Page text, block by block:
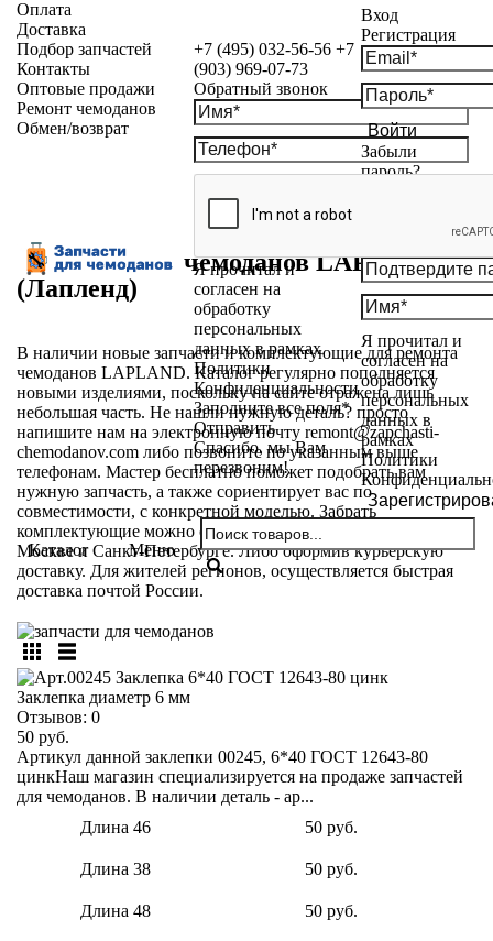
+7 (495) 032-56-56 +7
(903) 969-07-73
Обратный звонок
Я прочитал и
согласен на
обработку
персональных
данных в рамках
Политики
Конфиденциальности
Заполните все поля*
Отправить
Спасибо, мы Вам
перезвоним!
Вход
Регистрация
Войти
Забыли
пароль?
Я прочитал и
согласен на
обработку
персональных
данных в
рамках
Политики
Каталог Меню
Оплата
Доставка
Подбор запчастей
Контакты
Оптовые продажи
Ремонт чемоданов
Обмен/возврат
Запчасти для чемоданов LAPLAND
(Лапленд)
В наличии новые запчасти и комплектующие для ремонта
чемоданов LAPLAND. Каталог регулярно пополняется
новыми изделиями, поскольку на сайте отражена лишь
небольшая часть. Не нашли нужную деталь? просто
напишите нам на электронную почту remont@zapchasti-
chemodanov.com либо позвоните по указанным выше
телефонам. Мастер бесплатно поможет подобрать вам
нужную запчасть, а также сориентирует вас по
совместимости, с конкретной моделью. Забрать
комплектующие можно самовывозом из мастерских в
Москве и Санкт-Петербурге. Либо оформив курьерскую
доставку. Для жителей регионов, осуществляется быстрая
доставка почтой России.
Заклепка диаметр 6 мм
Отзывов: 0
50 руб.
Артикул данной заклепки 00245, 6*40 ГОСТ 12643-80
цинкНаш магазин специализируется на продаже запчастей
для чемоданов. В наличии деталь - ар...
Длина 46
50 руб.
Длина 38 50 руб.
Длина 48 50 руб.